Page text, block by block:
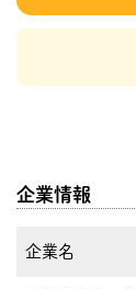
企業情報
企業名